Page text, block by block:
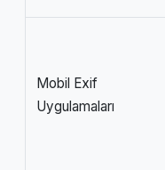
Mobil Exif
Uygulamaları